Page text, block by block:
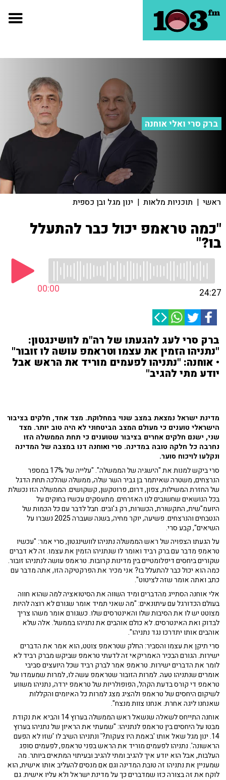
ברק סרי ואלי אוחנה
ראשי | תוכניות מלאות | ינון מגל ובן כספית
"כמה טראמפ יכול כבר להתעלל
בו?"
00:00 24:27
ברק סרי לעג להגעתו של רה"מ לוושינגטון:
"נתניהו הזמין את עצמו וטראמפ עושה לו זובור"
• אוחנה: "נתניהו לפעמים מוריד את הראש אבל
יודע מתי להגיב"
מדינת ישראל נמצאת במצב שנוי במחלוקת. מצד אחד, חלקים בציבור
הישראלי טוענים כי מעולם המצב הביטחוני לא היה טוב יותר. מצד
שני, ישנם חלקים אחרים בציבור שטוענים כי תחת הממשלה הזו
נחרבה כל חלקה טובה במדינה. סרי ואוחנה דנו במצבה של המדינה
ונקלעו לויכוח סוער.
סרי ביקש למנות את "הישגיה של הממשלה". "עלייה של 17% במספר
הנרצחים, משטרה שאיתמר בן גביר השר שלה, ממשלה שהלכה תחת הדגל
של החזרת המשילות, צפון, דרום, פרוטקשן, קשקושים. הממשלה הזו נכשלת
בכל הנושאים שחשובים לנו האזרחים. מתעסקים עכשיו בחוקים על
היועמ"שית, התקשורת, הכשרות, רק ג'ובים. חבל לדבר עם כל הכמות של
הנטבחים והנרצחים. פשיעה, יוקר מחיה, בשנה שעברה 2025 נשברו על
השיאים", קבע סרי.
על הגעתו הצפויה של ראש הממשלה נתניהו לוושינגטון, סרי אמר: "עכשיו
טראמפ מדבר עם ברק רביד ואומר לו שנתניהו הזמין את עצמו. זה לא דברים
שקורים ביחסים דיפלומטיים בין מדינות קרובות. טראמפ עושה לנתניהו זובור.
כמה הוא יכול כבר להתעלל בו? אני מכיר את הפרקטיקה הזו, אתה מדבר עם
כתב ואתה אומר שזה לציטוט".
אלי אוחנה הסתייג מהדברים ומיד השווה את הסיטואציה למה שהוא חווה
בעולם הכדורגל עם עיתונאים: "מה שאני תמיד אומר שגורם לא רוצה להיות
מצוטט יש לו את הסיבות שלו והאינטרסים שלו. כשגורם אומר משהו צריך
לבדוק ואת האינטרסים. לא כולם אוהבים את נתניהו בממשל. אלה שלא
אוהבים אותו יתדרכו נגד נתניהו".
סרי תיקן את עצמו והסביר: החלק שטראמפ צוטט, הוא אמר את הדברים
ישירות. הגורם הבכיר האמריקאי זה לדעתי טראמפ שביקש מברק רביד לא
לומר את הדברים ישירות. טראמפ אמר לברק רביד שכל היועצים סביבי
אומרים שנתניהו טעה. למרות הזובור שטראמפ עשה לו, למרות שמעמדו של
טראמפ די קורס בדעת הקהל, הפופולריות של טראמפ ירדה, נתניהו משווע
לשיקום היחסים של טראמפ ולהציג מצג למרות כל האיומים והקללות
שאנחנו ליגה אחרת. אנחנו צוות מנצח".
אוחנה התייחס לשאלה שנשאל ראש הממשלה בערוץ 14 והביא את נקודת
מבטו על היחסים בין טראמפ לנתניהו: "שמעתי את הראיון של נתניהו בערוץ
14. ינון מגל שאל אותו 'באמת היו צעקות?' ונתניהו השיב לו 'שזו לא הפעם
הראשונה'. נתניהו לפעמים מוריד את הראש בפני טראמפ, לפעמים סופג
העלבות, אבל הוא יודע איך להגיב ומתי להגיב ובעיתוי המתאים ביותר. מה
שמעניין את נתניהו זה טובת המדינה וגם אם מנסים להעליב אותו אישית, הוא
לוקח את זה בצורה כזו שמדברים כך על מדינת ישראל ולא עליו אישית. גם